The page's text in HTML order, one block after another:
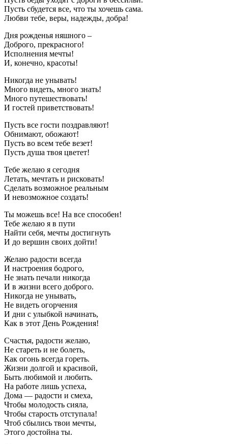
Пусть сбудется все, что ты хочешь сама.
Любви тебе, веры, надежды, добра!
Дня рожденья няшного –
Доброго, прекрасного!
Исполнения мечты!
И, конечно, красоты!
Никогда не унывать!
Много видеть, много знать!
Много путешествовать!
И гостей приветствовать!
Пусть все гости поздравляют!
Обнимают, обожают!
Пусть во всем тебе везет!
Пусть душа твоя цветет!
Тебе желаю я сегодня
Летать, мечтать и рисковать!
Сделать возможное реальным
И невозможное создать!
Ты можешь все! На все способен!
Тебе желаю я в пути
Найти себя, мечты достигнуть
И до вершин своих дойти!
Желаю радости всегда
И настроения бодрого,
Не знать печали никогда
И в жизни всего доброго.
Никогда не унывать,
Не видеть огорчения
И дни с улыбкой начинать,
Как в этот День Рождения!
Счастья, радости желаю,
Не стареть и не болеть,
Как огонь всегда гореть.
Жизни долгой и красивой,
Быть любимой и любить.
На работе лишь успеха,
Дома — радости и смеха,
Чтобы молодость сияла,
Чтобы старость отступала!
Чтоб сбылись твои мечты,
Этого достойна ты.